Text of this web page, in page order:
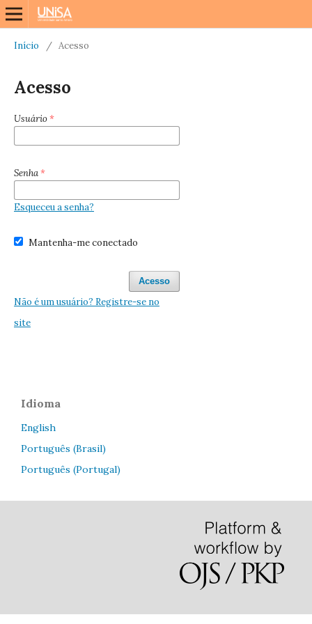
Início / Acesso
Acesso
Usuário*
Senha*
Esqueceu a senha?
Mantenha-me conectado
Acesso
Não é um usuário? Registre-se no
site
Idioma
English
Português (Brasil)
Português (Portugal)